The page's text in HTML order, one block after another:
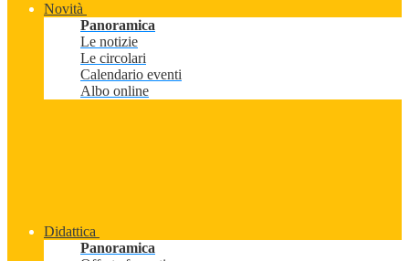
Novità
Panoramica
Le notizie
Le circolari
Calendario eventi
Albo online
Didattica
Panoramica